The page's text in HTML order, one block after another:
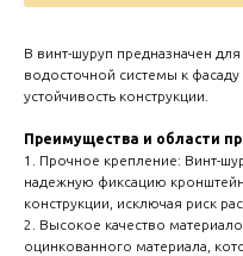
В винт-шуруп предназначен
водосточной системы к
устойчивость конструкции.
Преимущества и области
1. Прочное крепление: Винт-
надежную фиксацию
конструкции, исключая риск
2. Высокое качество
оцинкованного материала,